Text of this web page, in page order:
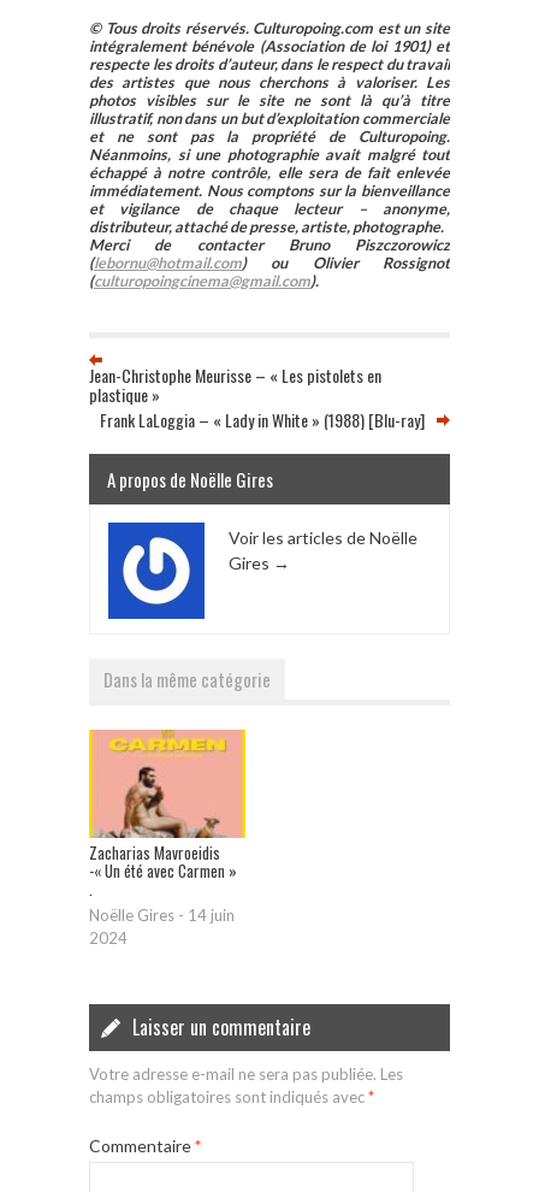
© Tous droits réservés. Culturopoing.com est un site
intégralement bénévole (Association de loi 1901) et
respecte les droits d’auteur, dans le respect du travail
des artistes que nous cherchons à valoriser. Les
photos visibles sur le site ne sont là qu’à titre
illustratif, non dans un but d’exploitation commerciale
et ne sont pas la propriété de Culturopoing.
Néanmoins, si une photographie avait malgré tout
échappé à notre contrôle, elle sera de fait enlevée
immédiatement. Nous comptons sur la bienveillance
et vigilance de chaque lecteur – anonyme,
distributeur, attaché de presse, artiste, photographe.
Merci de contacter Bruno Piszczorowicz
(lebornu@hotmail.com) ou Olivier Rossignot
(culturopoingcinema@gmail.com).
Jean-Christophe Meurisse – « Les pistolets en
plastique »
Frank LaLoggia – « Lady in White » (1988) [Blu-ray]
A propos de Noëlle Gires
Voir les articles de Noëlle
Gires →
Dans la même catégorie
Zacharias Mavroeidis
-« Un été avec Carmen »
Noëlle Gires - 14 juin
2024
Laisser un commentaire
Votre adresse e-mail ne sera pas publiée. Les
champs obligatoires sont indiqués avec*
Commentaire*